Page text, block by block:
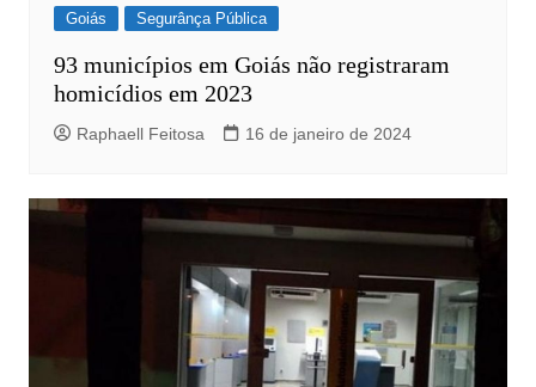
Goiás Segurânça Pública
93 municípios em Goiás não registraram
homicídios em 2023
Raphaell Feitosa 16 de janeiro de 2024